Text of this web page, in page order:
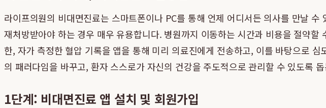
라이프의원의 비대면진료는 스마트폰이나 PC를 통해 언제 어디서든 의사를 만날
재처방받아야 하는 경우 매우 유용합니다. 병원까지 이동하는 시간과 비용을 절약
한, 자가 측정한 혈압 기록을 앱을 통해 미리 의료진에게 전송하고, 이를 바탕으로
의 패러다임을 바꾸고, 환자 스스로가 자신의 건강을 주도적으로 관리할 수 있도록
1단계: 비대면진료 앱 설치 및 회원가입